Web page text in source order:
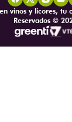
vinos y licores, tu
Reservados ©